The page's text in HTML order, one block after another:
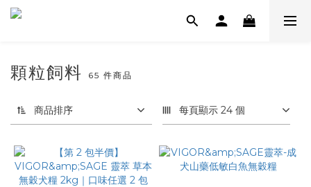
顆粒飼料 65 件商品
商品排序 每頁顯示 24 個